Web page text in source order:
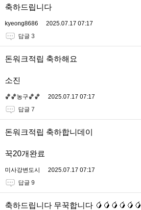
축하드립니다
kyeong8686
2025.07.17 07:17
답글 3
돈워크적립 축하해요
소진
🏀🏀농구🏀🏀
2025.07.17 07:17
답글 7
돈워크적립 축하합니데이
꾹20개완료
미사강변도시
2025.07.17 07:17
답글 9
축하드립니다 무꾹합니다 🥭🥭🥭🥭🥭🥭